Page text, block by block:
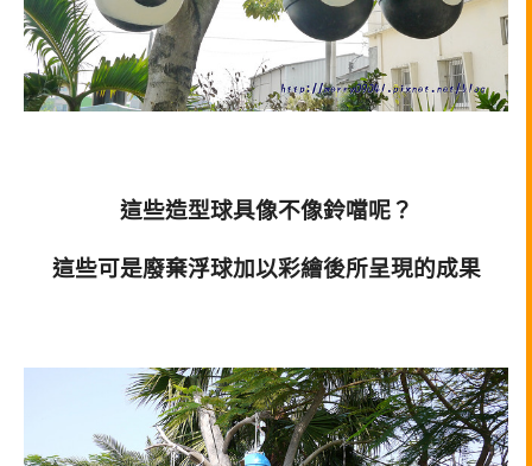
這些造型球具像不像鈴噹呢？
這些可是廢棄浮球加以彩繪後所呈現的成果